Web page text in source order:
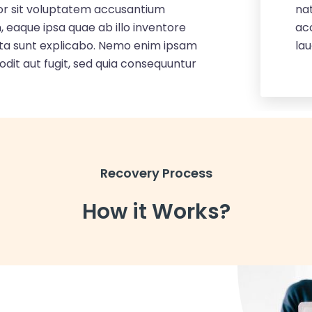
sit voluptatem accusantium
ipsa quae ab illo inventore
sunt explicabo. Nemo enim ipsam
aut fugit, sed quia consequuntur
sit voluptatem accusantium
ipsa quae ab illo inventore
sunt explicabo. Nemo enim ipsam
aut fugit, sed quia consequuntur
sit voluptatem accusantium
ipsa quae ab illo inventore
sunt explicabo. Nemo enim ipsam
aut fugit, sed quia consequuntur
Recovery Process
How it Works?